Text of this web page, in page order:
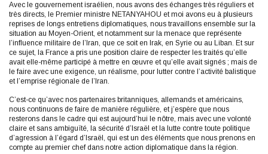
Avec le gouvernement israélien, nous avons des échanges très réguliers et
très directs, le Premier ministre NETANYAHOU et moi avons eu à plusieurs
reprises de longs entretiens diplomatiques, nous travaillons ensemble sur la
situation au Moyen-Orient, et notamment sur la menace que représente
l’influence militaire de l’Iran, que ce soit en Irak, en Syrie ou au Liban. Et sur
ce sujet, la France a pris une position claire de respecter les traités qu’elle
avait elle-même participé à mettre en œuvre et qu’elle avait signés ; mais de
le faire avec une exigence, un réalisme, pour lutter contre l’activité balistique
et l’emprise régionale de l’Iran.
C’est-ce qu’avec nos partenaires britanniques, allemands et américains,
nous continuons de faire de manière régulière, et j’espère que nous
resterons dans le cadre qui est aujourd’hui le nôtre, mais avec une volonté
claire et sans ambiguïté, la sécurité d’Israël et la lutte contre toute politique
d’agression à l’égard d’Israël, qui est un des éléments que nous prenons en
compte au premier chef dans notre action diplomatique dans la région.